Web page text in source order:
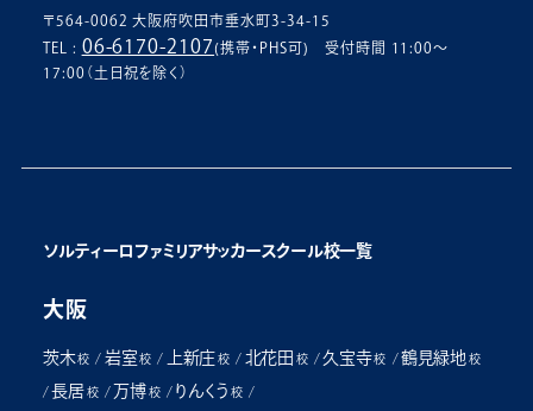
〒564-0062 大阪府吹田市垂水町3-34-15
TEL : 06-6170-2107(携帯・PHS可) 受付時間 11:00〜
17:00（土日祝を除く）
ソルティーロファミリアサッカースクール校一覧
大阪
茨木 校 / 岩室 校 / 上新庄 校/ 北花田 校/久宝寺 校 /鶴見緑地 校
/長居 校/万博 校/ りんくう 校/